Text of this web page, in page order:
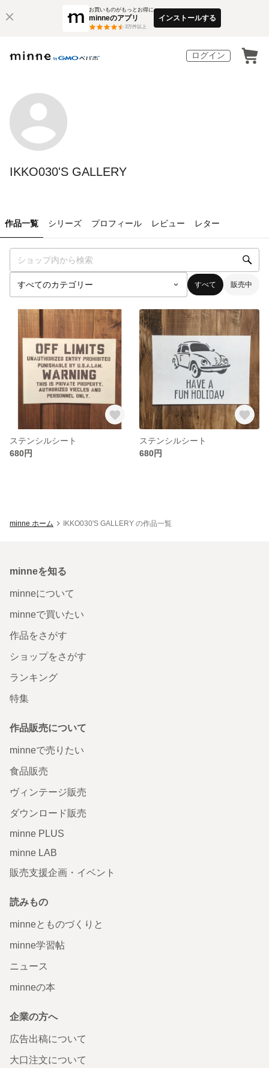
お買いものがもっとお得に
minneのアプリ
3万件以上
インストールする
ログイン
IKKO030'S GALLERY
作品一覧 シリーズ プロフィール レビュー レター
すべて 販売中
ステンシルシート
680円
ステンシルシート
680円
minne ホーム IKKO030'S GALLERY の作品一覧
minneを知る
minneについて
minneで買いたい
作品をさがす
ショップをさがす
ランキング
特集
作品販売について
minneで売りたい
食品販売
ヴィンテージ販売
ダウンロード販売
minne PLUS
minne LAB
販売支援企画・イベント
読みもの
minneとものづくりと
minne学習帖
ニュース
minneの本
企業の方へ
広告出稿について
大口注文について